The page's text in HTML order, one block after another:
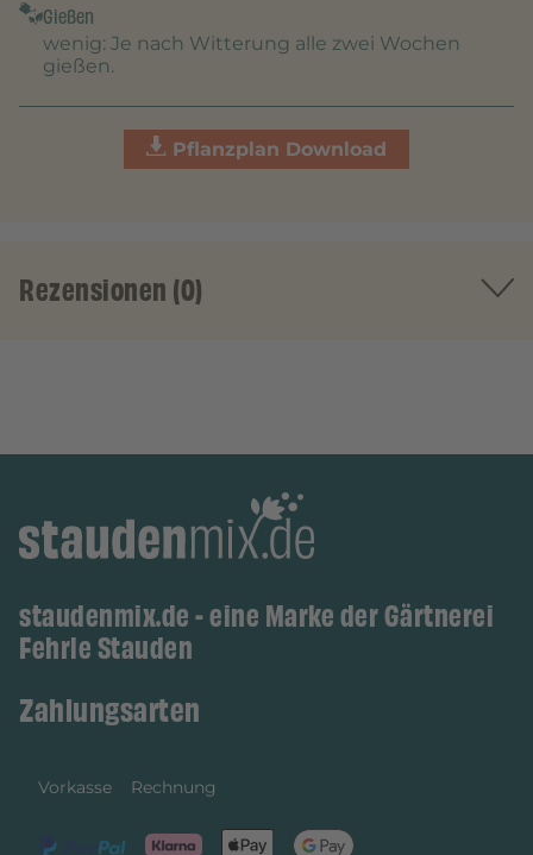
Gießen
wenig: Je nach Witterung alle zwei Wochen
gießen.
Pflanzplan Download
Rezensionen (0)
staudenmix.de - eine Marke der Gärtnerei
Fehrle Stauden
Zahlungsarten
Vorkasse Rechnung